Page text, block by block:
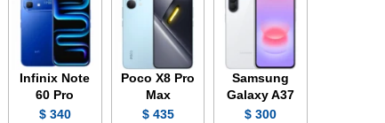
Samsung
Galaxy A37
300 $
Poco X8 Pro
Max
435 $
Infinix Note
60 Pro
340 $